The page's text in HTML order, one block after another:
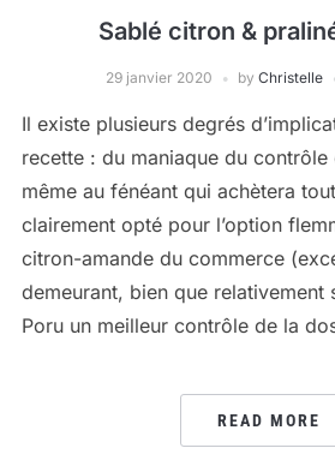
Sablé citron &
29 janvier 2020 by Christelle
Il existe plusieurs degrés
recette : du maniaque du
même au fénéant qui achètera
clairement opté pour l’option
citron-amande du commerce
demeurant, bien que relativement
Poru un meilleur contrôle de la
READ MORE